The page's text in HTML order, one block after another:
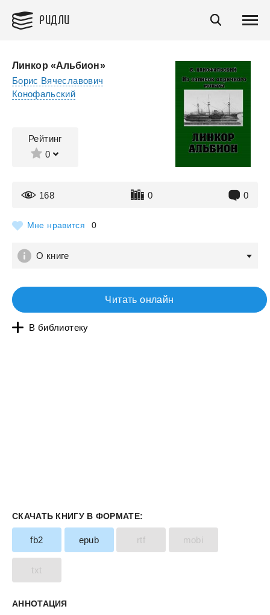
РИДЛИ
Линкор «Альбион»
Борис Вячеславович
Конофальский
Рейтинг
0
168 0 0
Мне нравится 0
О книге
Читать онлайн
В библиотеку
СКАЧАТЬ КНИГУ В ФОРМАТЕ:
fb2 epub rtf mobi
txt
АННОТАЦИЯ